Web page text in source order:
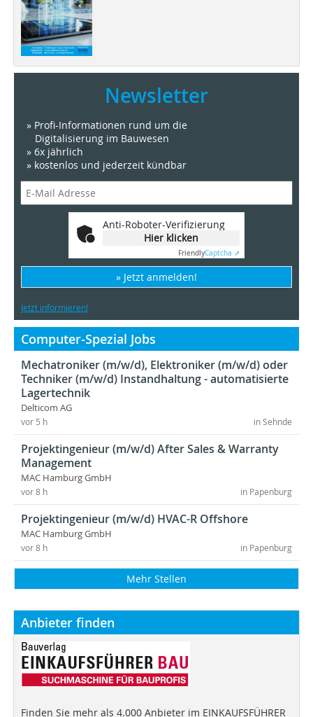
Newsletter
» Profi-Informationen rund um die
Digitalisierung im Bauwesen
» 6x jährlich
» kostenlos und jederzeit kündbar
Anti-Roboter-Verifizierung
Hier klicken
FriendlyCaptcha ⇗
» Jetzt anmelden!
Jetzt informieren!
Computer-Spezial Jobs
Mechatroniker (m/w/d), Elektroniker (m/w/d) oder
Techniker (m/w/d) Instandhaltung - automatisierte
Lagertechnik
Delticom AG
in Sehnde
vor 5 h
Projektingenieur (m/w/d) After Sales & Warranty
Management
MAC Hamburg GmbH
in Papenburg
vor 8 h
Projektingenieur (m/w/d) HVAC-R Offshore
MAC Hamburg GmbH
in Papenburg
vor 8 h
Mehr Stellen
Anbieter finden
Finden Sie mehr als 4.000 Anbieter im EINKAUFSFÜHRER